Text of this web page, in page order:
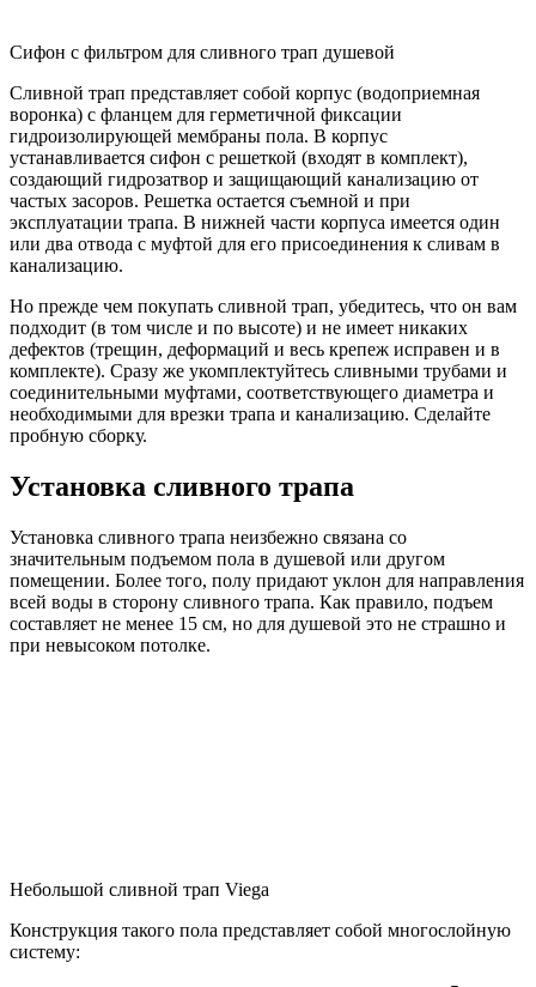
Сифон с фильтром для сливного трап душевой
Сливной трап представляет собой корпус (водоприемная
воронка) с фланцем для герметичной фиксации
гидроизолирующей мембраны пола. В корпус
устанавливается сифон с решеткой (входят в комплект),
создающий гидрозатвор и защищающий канализацию от
частых засоров. Решетка остается съемной и при
эксплуатации трапа. В нижней части корпуса имеется один
или два отвода с муфтой для его присоединения к сливам в
канализацию.
Но прежде чем покупать сливной трап, убедитесь, что он вам
подходит (в том числе и по высоте) и не имеет никаких
дефектов (трещин, деформаций и весь крепеж исправен и в
комплекте). Сразу же укомплектуйтесь сливными трубами и
соединительными муфтами, соответствующего диаметра и
необходимыми для врезки трапа и канализацию. Сделайте
пробную сборку.
Установка сливного трапа
Установка сливного трапа неизбежно связана со
значительным подъемом пола в душевой или другом
помещении. Более того, полу придают уклон для направления
всей воды в сторону сливного трапа. Как правило, подъем
составляет не менее 15 см, но для душевой это не страшно и
при невысоком потолке.
Небольшой сливной трап Viega
Конструкция такого пола представляет собой многослойную
систему: